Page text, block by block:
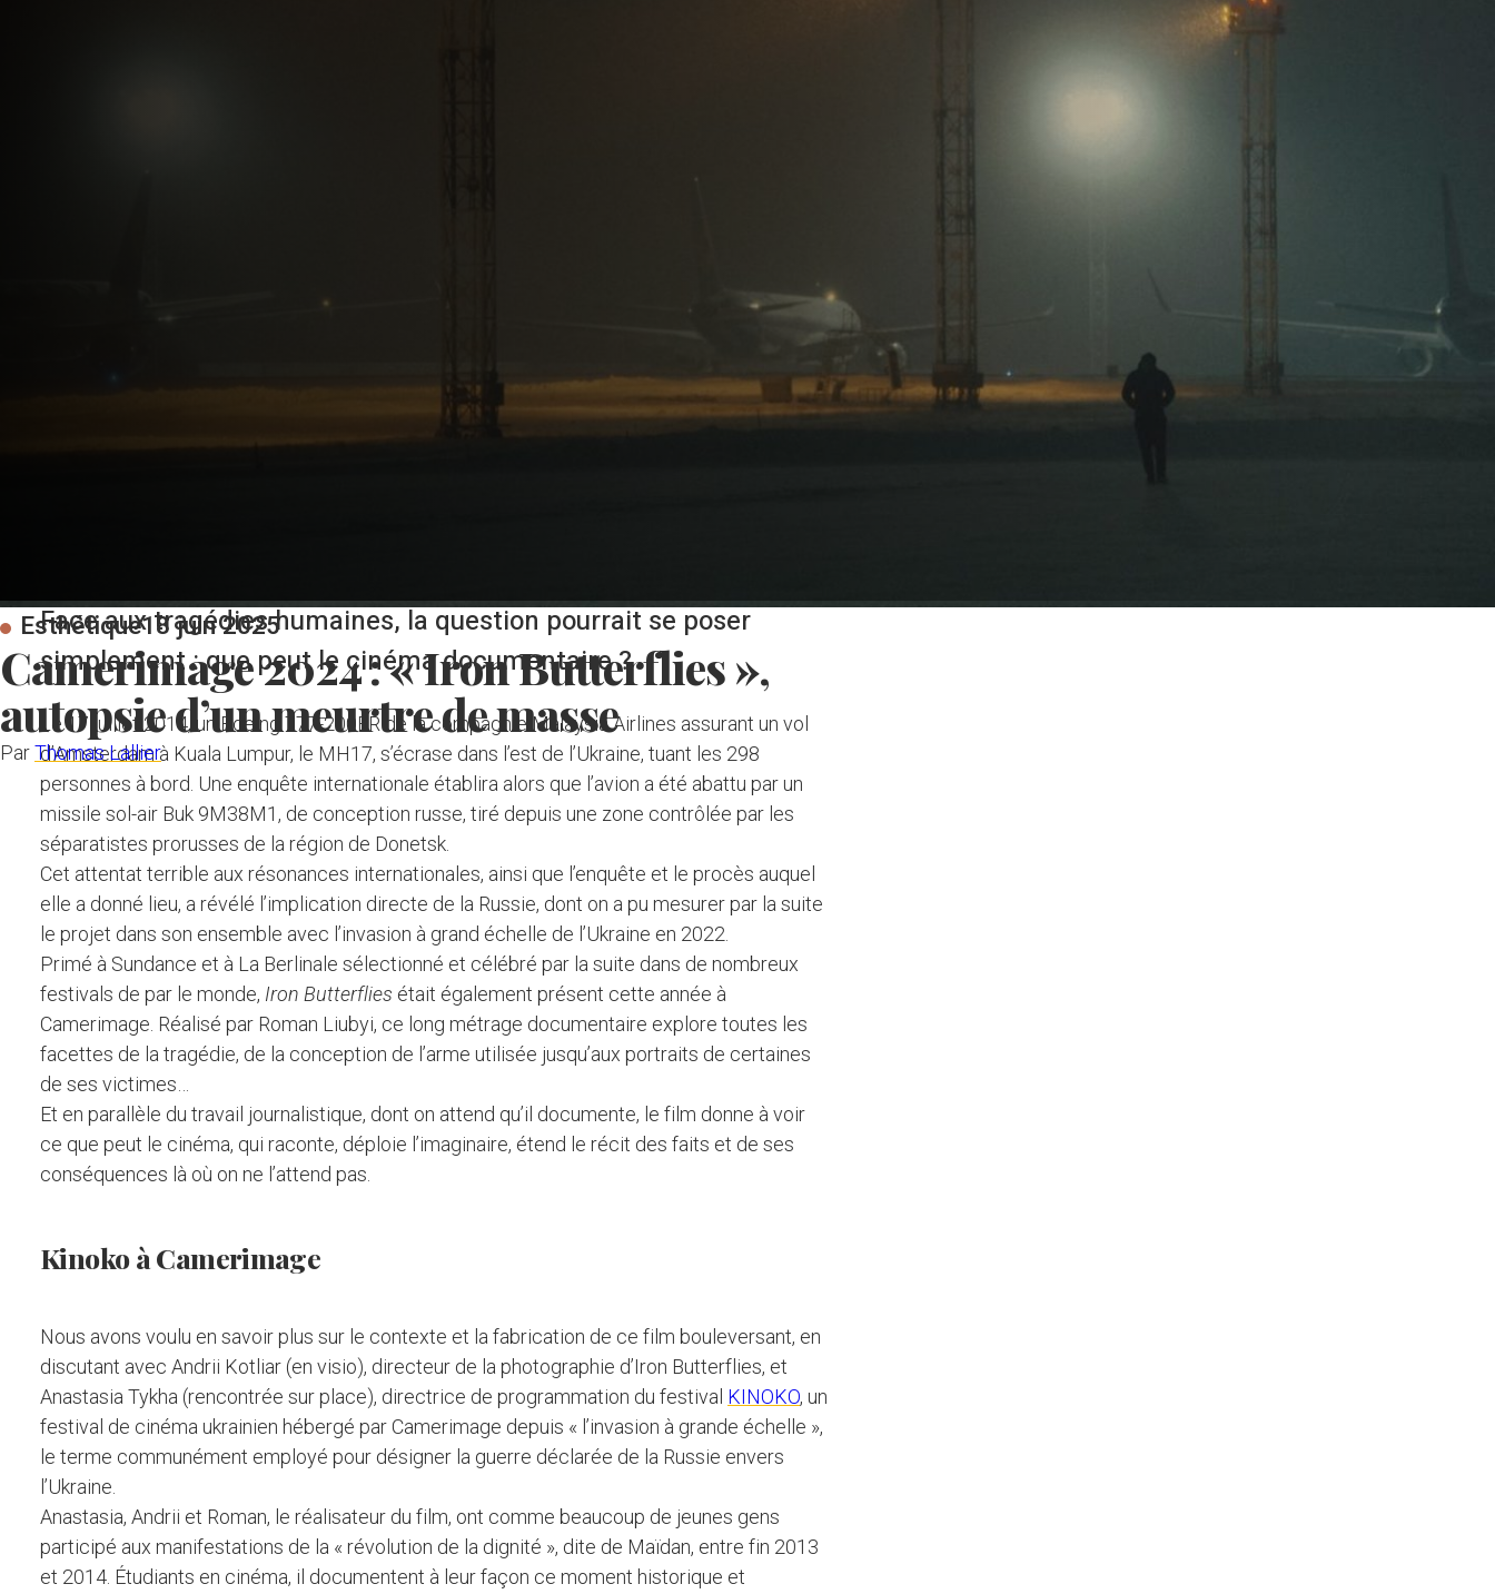
Esthétique18 juin 2025
Camerimage 2024 : « Iron Butterflies »,
autopsie d’un meurtre de masse
ParThomas Lallier
Face aux tragédies humaines, la question pourrait se poser
simplement : que peut le cinéma documentaire ?
Le 17 juillet 2014, un Boeing 777-200ER de la compagnie Malaysia Airlines assurant un vol
d’Amsterdam à Kuala Lumpur, le MH17, s’écrase dans l’est de l’Ukraine, tuant les 298
personnes à bord. Une enquête internationale établira alors que l’avion a été abattu par un
missile sol-air Buk 9M38M1, de conception russe, tiré depuis une zone contrôlée par les
séparatistes prorusses de la région de Donetsk.
Cet attentat terrible aux résonances internationales, ainsi que l’enquête et le procès auquel
elle a donné lieu, a révélé l’implication directe de la Russie, dont on a pu mesurer par la suite
le projet dans son ensemble avec l’invasion à grand échelle de l’Ukraine en 2022.
Primé à Sundance et à La Berlinale sélectionné et célébré par la suite dans de nombreux
festivals de par le monde, Iron Butterflies était également présent cette année à
Camerimage. Réalisé par Roman Liubyi, ce long métrage documentaire explore toutes les
facettes de la tragédie, de la conception de l’arme utilisée jusqu’aux portraits de certaines
de ses victimes…
Et en parallèle du travail journalistique, dont on attend qu’il documente, le film donne à voir
ce que peut le cinéma, qui raconte, déploie l’imaginaire, étend le récit des faits et de ses
conséquences là où on ne l’attend pas.
Kinoko à Camerimage
Nous avons voulu en savoir plus sur le contexte et la fabrication de ce film bouleversant, en
discutant avec Andrii Kotliar (en visio), directeur de la photographie d’Iron Butterflies, et
Anastasia Tykha (rencontrée sur place), directrice de programmation du festival KINOKO, un
festival de cinéma ukrainien hébergé par Camerimage depuis « l’invasion à grande échelle »,
le terme communément employé pour désigner la guerre déclarée de la Russie envers
l’Ukraine.
Anastasia, Andrii et Roman, le réalisateur du film, ont comme beaucoup de jeunes gens
participé aux manifestations de la « révolution de la dignité », dite de Maïdan, entre fin 2013
et 2014. Étudiants en cinéma, il documentent à leur façon ce moment historique et